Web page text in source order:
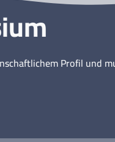
Profil und